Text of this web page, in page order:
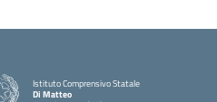
Istituto Comprensivo Statale
Di Matteo